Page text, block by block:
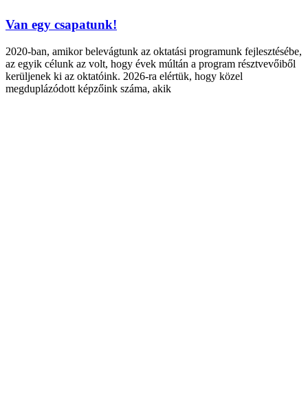
Van egy csapatunk!
2020-ban, amikor belevágtunk az oktatási programunk fejlesztésébe,
az egyik célunk az volt, hogy évek múltán a program résztvevőiből
kerüljenek ki az oktatóink. 2026-ra elértük, hogy közel
megduplázódott képzőink száma, akik